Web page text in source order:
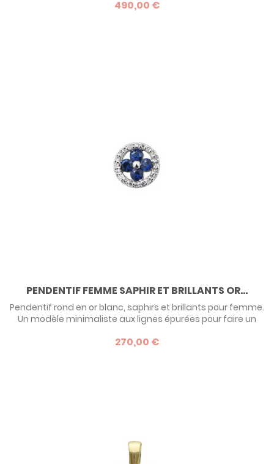
490,00 €
PENDENTIF FEMME SAPHIR ET BRILLANTS OR...
Pendentif rond en or blanc, saphirs et brillants pour femme.
Un modèle minimaliste aux lignes épurées pour faire un
de la vie.
270,00 €